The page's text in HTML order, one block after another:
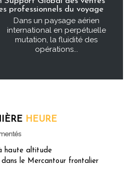
professionnels du voyage
Dans un paysage aérien
international en perpétuelle
mutation, la fluidité des
opérations...
HEURE
haute altitude
dans le Mercantour frontalier